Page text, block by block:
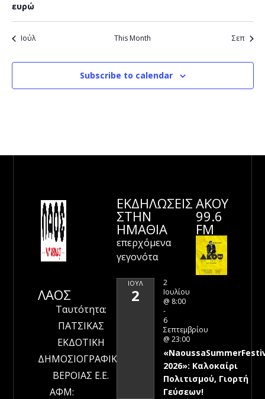
ευρώ
Ιούλ This Month Σεπ
Subscribe to calendar
ΛΑΟΣ
Ταυτότητα:
ΠΑΤΣΙΚΑΣ
ΕΚΔΟΤΙΚΗ
ΔΗΜΟΣΙΟΓΡΑΦΙΚΗ
ΒΕΡΟΙΑΣ Ε.Ε.
ΑΦΜ:
ΕΚΔΗΛΩΣΕΙΣ
ΣΤΗΝ
ΗΜΑΘΊΑ
επερχόμενα
γεγονότα
ΙΟΎΛ
2
2
Ιουλίου
@ 8:00
-
6
Σεπτεμβρίου
@ 23:00
2026»: Καλοκαίρι
Πολιτισμού, Γιορτή
Γεύσεων!
ΑΚΟΥ
99.6
FM